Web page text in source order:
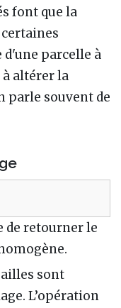
font que la
d'une parcelle à
altérer la
parle souvent de
de retourner le
sont
L’opération